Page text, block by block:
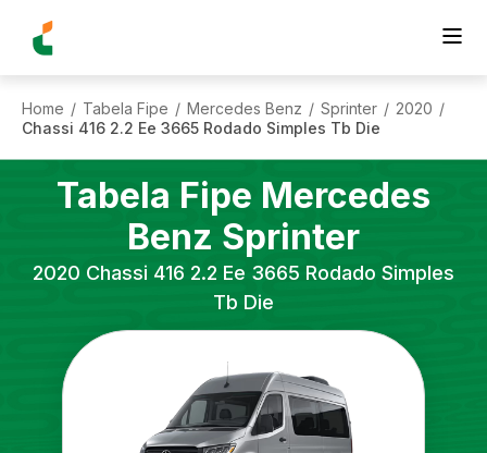
Home / Tabela Fipe / Mercedes Benz / Sprinter / 2020 /
Chassi 416 2.2 Ee 3665 Rodado Simples Tb Die
Tabela Fipe Mercedes
Benz Sprinter
2020 Chassi 416 2.2 Ee 3665 Rodado Simples
Tb Die